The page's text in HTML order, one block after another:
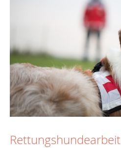
Rettungshundearbeit